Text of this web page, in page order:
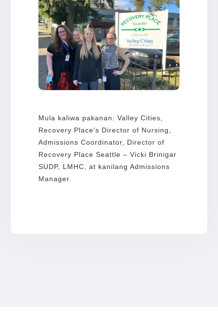
Mula kaliwa pakanan: Valley Cities,
Recovery Place's Director of Nursing,
Admissions Coordinator, Director of
Recovery Place Seattle – Vicki Brinigar
SUDP, LMHC, at kanilang Admissions
Manager.